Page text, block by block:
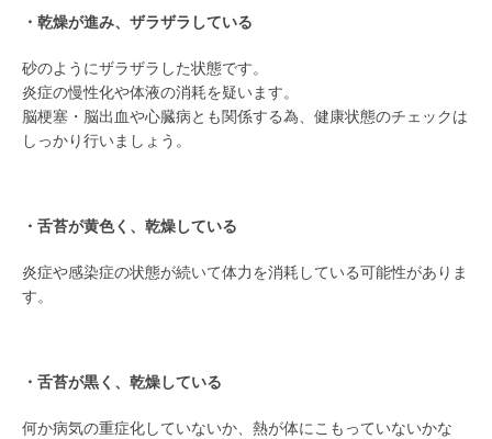
・乾燥が進み、ザラザラしている
砂のようにザラザラした状態です。
炎症の慢性化や体液の消耗を疑います。
脳梗塞・脳出血や心臓病とも関係する為、健康状態のチェックは
しっかり行いましょう。
・舌苔が黄色く、乾燥している
炎症や感染症の状態が続いて体力を消耗している可能性がありま
す。
・舌苔が黒く、乾燥している
何か病気の重症化していないか、熱が体にこもっていないかな